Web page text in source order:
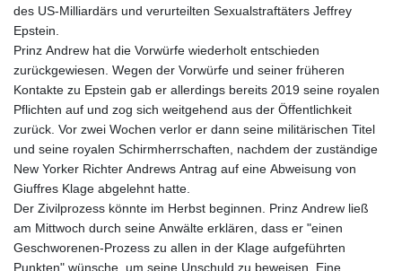
des US-Milliardärs und verurteilten Sexualstraftäters Jeffrey
Epstein.
Prinz Andrew hat die Vorwürfe wiederholt entschieden
zurückgewiesen. Wegen der Vorwürfe und seiner früheren
Kontakte zu Epstein gab er allerdings bereits 2019 seine royalen
Pflichten auf und zog sich weitgehend aus der Öffentlichkeit
zurück. Vor zwei Wochen verlor er dann seine militärischen Titel
und seine royalen Schirmherrschaften, nachdem der zuständige
New Yorker Richter Andrews Antrag auf eine Abweisung von
Giuffres Klage abgelehnt hatte.
Der Zivilprozess könnte im Herbst beginnen. Prinz Andrew ließ
am Mittwoch durch seine Anwälte erklären, dass er "einen
Geschworenen-Prozess zu allen in der Klage aufgeführten
Punkten" wünsche, um seine Unschuld zu beweisen. Eine